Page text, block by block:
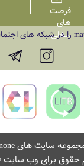
فرصت
های
شغلی
را در شبکه های
مجموعه سایت های
حقوق برای وب سایت